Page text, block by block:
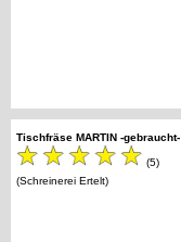
Tischfräse MARTIN -gebraucht-
(5)
(Schreinerei Ertelt)